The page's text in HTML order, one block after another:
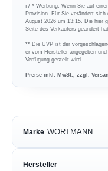
ℹ︎ / * Werbung: Wenn Sie auf
Provision. Für Sie verändert
August 2026 um 13:15. Die hier
Seite des Verkäufers geändert
** Die UVP ist der
er vom Hersteller angegeben
Verfügung gestellt wird.
Preise inkl. MwSt., zzgl.
Marke WORTMANN
Hersteller